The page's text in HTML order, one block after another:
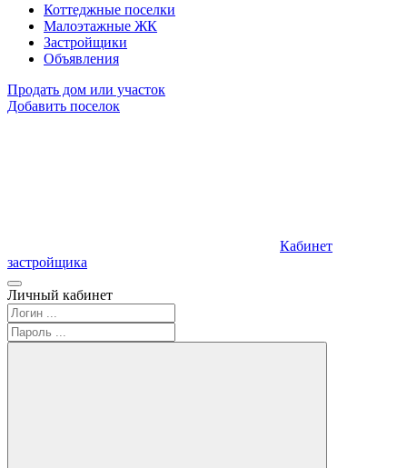
Коттеджные поселки
Малоэтажные ЖК
Застройщики
Объявления
Продать дом или участок
Добавить поселок
Кабинет
застройщика
Личный кабинет